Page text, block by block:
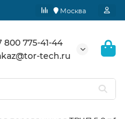
Москва
800 775-41-44
tech.ru